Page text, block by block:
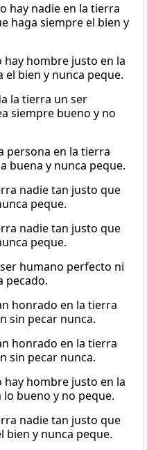
hay nadie en la tierra
haga siempre el bien y
hay hombre justo en la
el bien y nunca peque.
la tierra un ser
siempre bueno y no
persona en la tierra
buena y nunca peque.
nadie tan justo que
peque.
nadie tan justo que
peque.
humano perfecto ni
pecado.
honrado en la tierra
sin pecar nunca.
honrado en la tierra
sin pecar nunca.
hay hombre justo en la
bueno y no peque.
nadie tan justo que
bien y nunca peque.